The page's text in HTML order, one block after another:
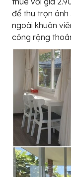
để thu trọn ánh
ngoài khuôn
công rộng